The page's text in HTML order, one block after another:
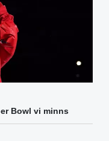
Bowl vi minns